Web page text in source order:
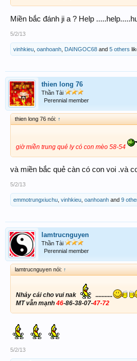
Miền bắc đánh ji a ? Help
5/2/13
vinhkieu oanhoanh DAINGOC68 and 5 others
thien long 76
Thần Tài
Perennial member
thien long 76 nói: ↑
giờ miền trung quẻ ly có con mèo 58-54
và miền bắc quẻ càn có con voi .và
5/2/13
emmotrungxiuchu vinhkieu oanhoanh and 9
lamtrucnguyen
Thần Tài
Perennial member
lamtrucnguyen nói: ↑
Nhảy cái cho vui nak
...........
MT vẫn mạnh 46-86-38-07-47-72
5/2/13